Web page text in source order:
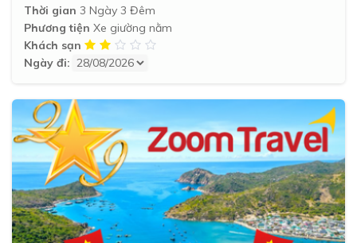
Thời gian 3 Ngày 3 Đêm
Phương tiện Xe giường nằm
Khách sạn
Ngày đi: